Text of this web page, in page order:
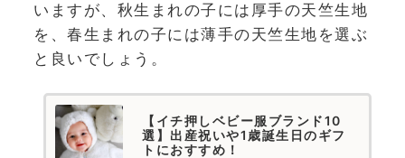
いますが、秋生まれの子には厚手の天竺生地
を、春生まれの子には薄手の天竺生地を選ぶ
と良いでしょう。
【イチ押しベビー服ブランド10
選】出産祝いや1歳誕生日のギフ
トにおすすめ！